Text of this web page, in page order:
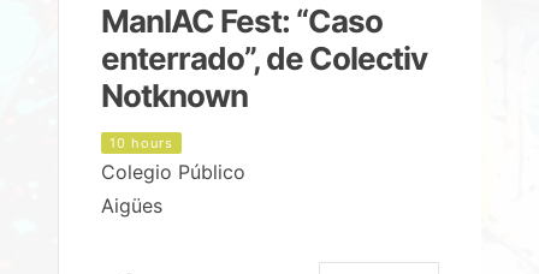
ManIAC Fest: “Caso
enterrado”, de Colectiv
Notknown
10 hours
Colegio Público
Aigües